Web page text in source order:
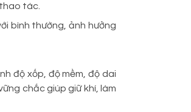
tác.
bình thường, ảnh hưởng
độ xốp, độ mềm, độ dai
chắc giúp giữ khí, làm